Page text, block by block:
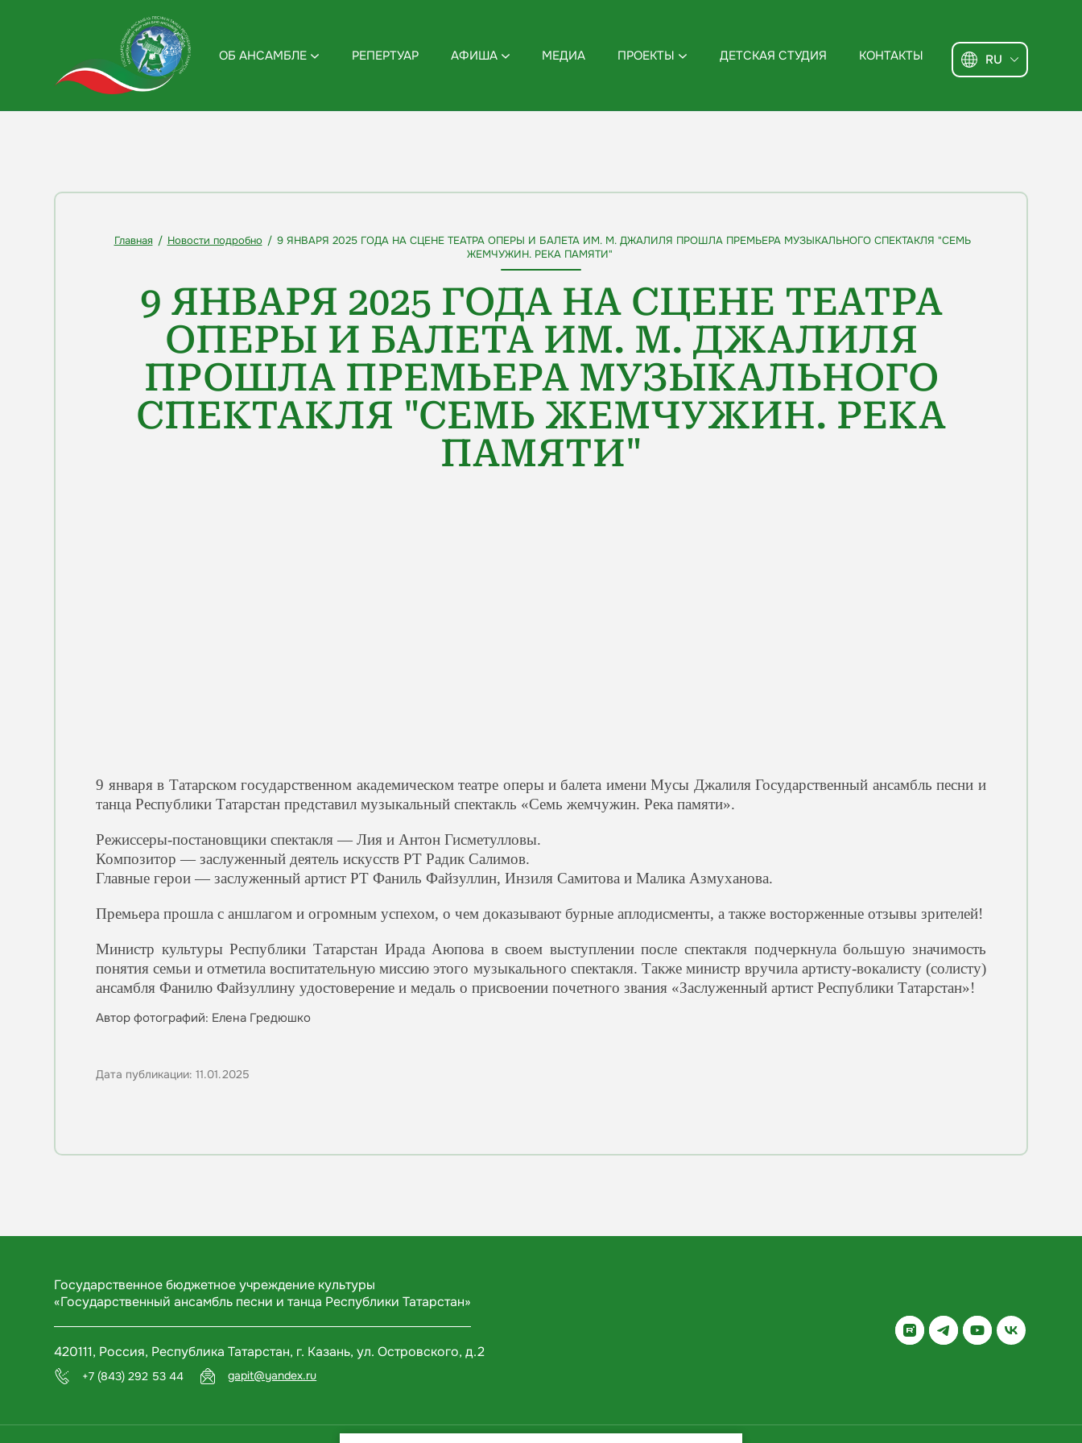
ОБ АНСАМБЛЕ РЕПЕРТУАР АФИША МЕДИА ПРОЕКТЫ ДЕТСКАЯ СТУДИЯ КОНТАКТЫ RU
Главная / Новости подробно / 9 ЯНВАРЯ 2025 ГОДА НА СЦЕНЕ ТЕАТРА ОПЕРЫ И БАЛЕТА ИМ. М. ДЖАЛИЛЯ ПРОШЛА ПРЕМЬЕРА МУЗЫКАЛЬНОГО СПЕКТАКЛЯ "СЕМЬ
ЖЕМЧУЖИН. РЕКА ПАМЯТИ"
9 ЯНВАРЯ 2025 ГОДА НА СЦЕНЕ ТЕАТРА
ОПЕРЫ И БАЛЕТА ИМ. М. ДЖАЛИЛЯ
ПРОШЛА ПРЕМЬЕРА МУЗЫКАЛЬНОГО
СПЕКТАКЛЯ "СЕМЬ ЖЕМЧУЖИН. РЕКА
ПАМЯТИ"
9 января в Татарском государственном академическом театре оперы и балета имени Мусы Джалиля Государственный ансамбль песни и
танца Республики Татарстан представил музыкальный спектакль «Семь жемчужин. Река памяти».
Режиссеры-постановщики спектакля — Лия и Антон Гисметулловы.
Композитор — заслуженный деятель искусств РТ Радик Салимов.
️Главные герои — заслуженный артист РТ Фаниль Файзуллин, Инзиля Самитова и Малика Азмуханова.
Премьера прошла с аншлагом и огромным успехом, о чем доказывают бурные аплодисменты, а также восторженные отзывы зрителей!
Министр культуры Республики Татарстан Ирада Аюпова в своем выступлении после спектакля подчеркнула большую значимость
понятия семьи и отметила воспитательную миссию этого музыкального спектакля. Также министр вручила артисту-вокалисту (солисту)
ансамбля Фанилю Файзуллину удостоверение и медаль о присвоении почетного звания «Заслуженный артист Республики Татарстан»!
Автор фотографий: Елена Гредюшко
Дата публикации: 11.01.2025
Государственное бюджетное учреждение культуры
«Государственный ансамбль песни и танца Республики Татарстан»
420111, Россия, Республика Татарстан, г. Казань, ул. Островского, д.2
+7 (843) 292 53 44 gapit@yandex.ru